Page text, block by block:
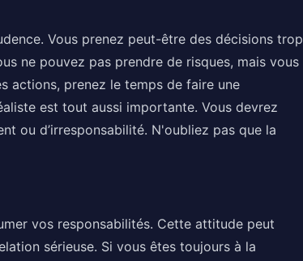
Vous prenez peut-être des décisions trop
ne pouvez pas prendre de risques, mais vous
actions, prenez le temps de faire une
est tout aussi importante. Vous devrez
ou d’irresponsabilité. N'oubliez pas que la
vos responsabilités. Cette attitude peut
sérieuse. Si vous êtes toujours à la